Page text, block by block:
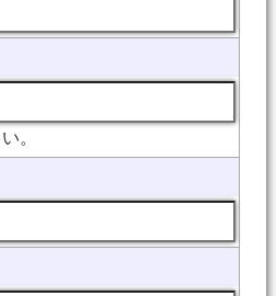
。